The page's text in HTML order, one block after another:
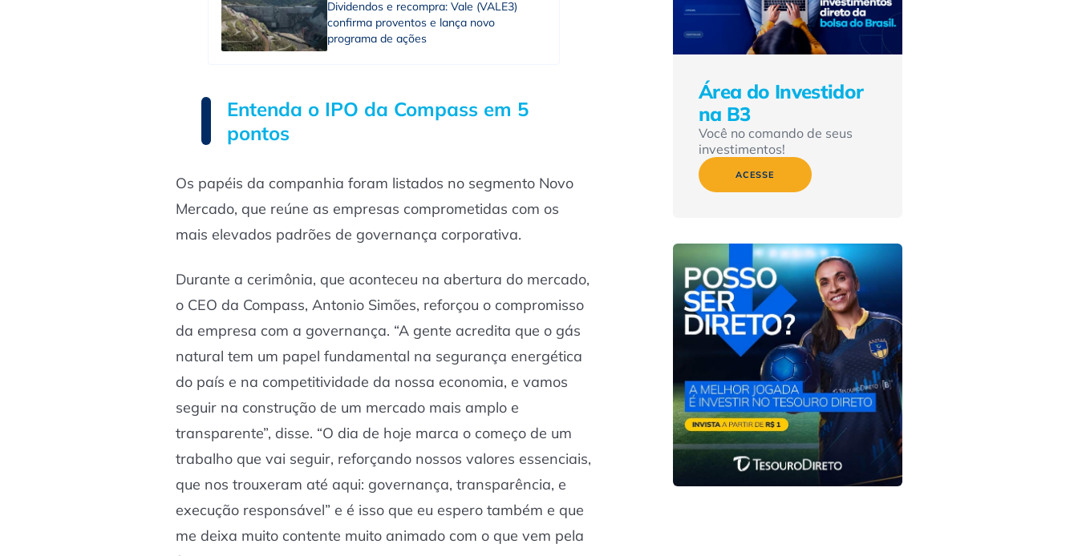
Dividendos e recompra: Vale (VALE3)
confirma proventos e lança novo
programa de ações
Entenda o IPO da Compass em 5
pontos
Os papéis da companhia foram listados no segmento Novo
Mercado, que reúne as empresas comprometidas com os
mais elevados padrões de governança corporativa.
Durante a cerimônia, que aconteceu na abertura do mercado,
o CEO da Compass, Antonio Simões, reforçou o compromisso
da empresa com a governança. “A gente acredita que o gás
natural tem um papel fundamental na segurança energética
do país e na competitividade da nossa economia, e vamos
seguir na construção de um mercado mais amplo e
transparente”, disse. “O dia de hoje marca o começo de um
trabalho que vai seguir, reforçando nossos valores essenciais,
que nos trouxeram até aqui: governança, transparência, e
execução responsável” e é isso que eu espero também e que
me deixa muito contente muito animado com o que vem pela
Área do Investidor
na B3
Você no comando de seus
investimentos!
ACESSE